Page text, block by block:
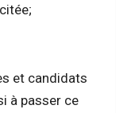
et candidats
à passer ce